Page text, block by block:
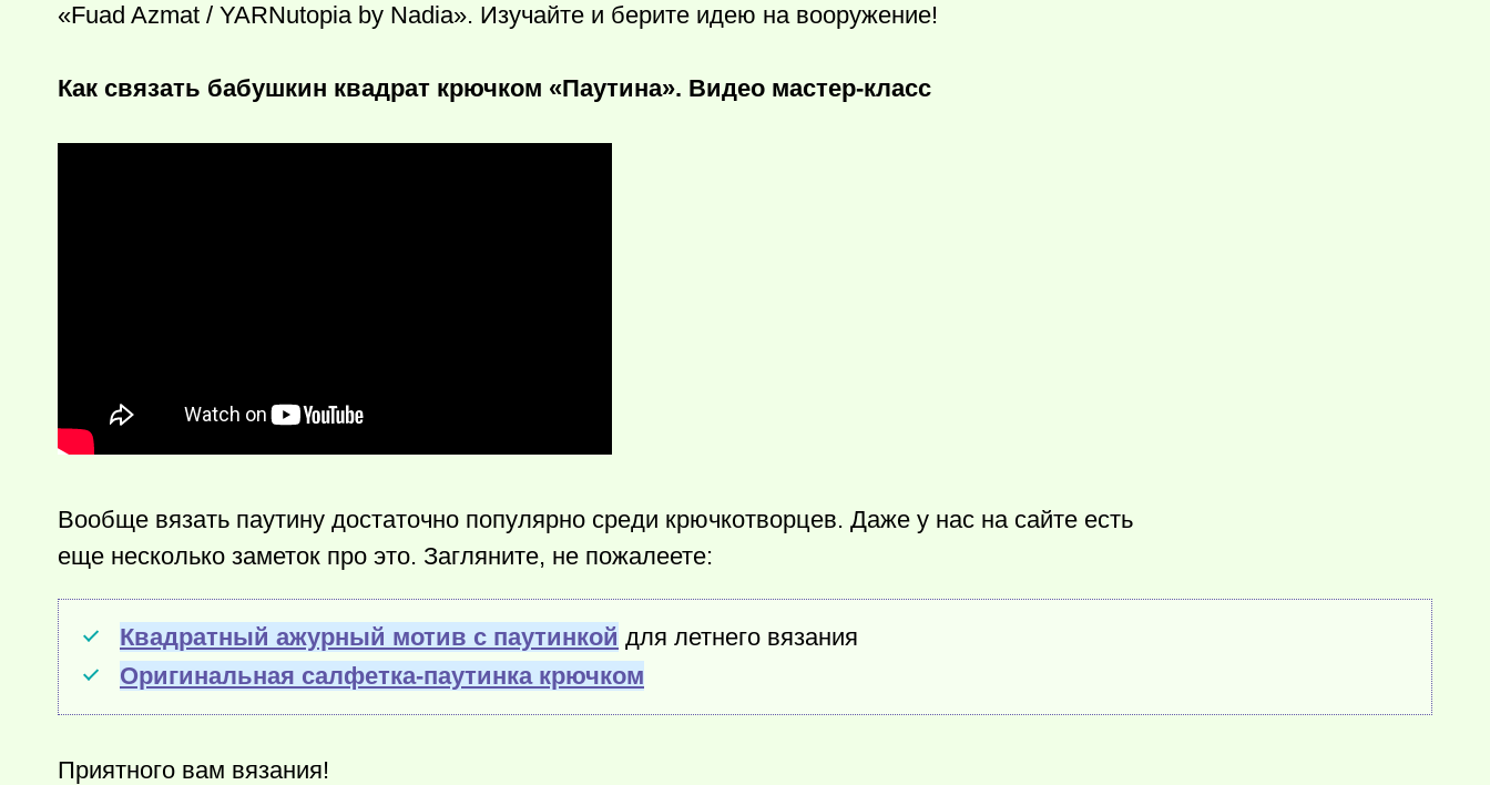
«Fuad Azmat / YARNutopia by Nadia». Изучайте и берите идею на вооружение!
Как связать бабушкин квадрат крючком «Паутина». Видео мастер-класс
Вообще вязать паутину достаточно популярно среди крючкотворцев. Даже у нас на сайте есть
еще несколько заметок про это. Загляните, не пожалеете:
Квадратный ажурный мотив с паутинкой для летнего вязания
Оригинальная салфетка-паутинка крючком
Приятного вам вязания!